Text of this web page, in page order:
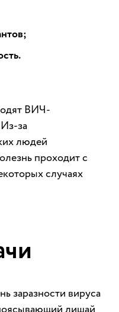
ВИЧ-
за
людей
проходит с
случаях
заразности вируса